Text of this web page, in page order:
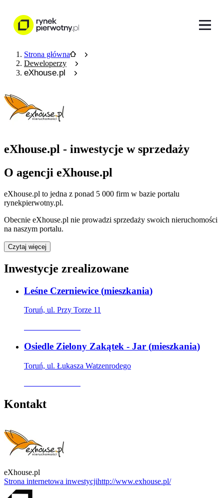
Strona główna
Deweloperzy
eXhouse.pl
eXhouse.pl - inwestycje w sprzedaży
O agencji eXhouse.pl
eXhouse.pl to jedna z ponad 5 000 firm w bazie portalu
rynekpierwotny.pl.
Obecnie eXhouse.pl nie prowadzi sprzedaży swoich nieruchomości
na naszym portalu.
Czytaj więcej
Inwestycje zrealizowane
Leśne Czerniewice (mieszkania)
Toruń, ul. Przy Torze 11
Osiedle Zielony Zakątek - Jar (mieszkania)
Toruń, ul. Łukasza Watzenrodego
Kontakt
eXhouse.pl
Strona internetowa inwestycjihttp://www.exhouse.pl/